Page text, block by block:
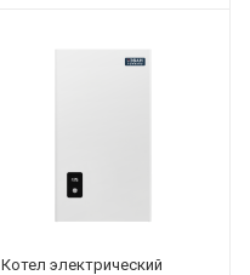
Котел электрический